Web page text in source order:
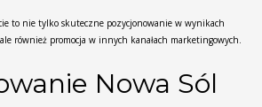
to nie tylko skuteczne pozycjonowanie w wynikach
również promocja w innych kanałach marketingowych.
Nowa Sól